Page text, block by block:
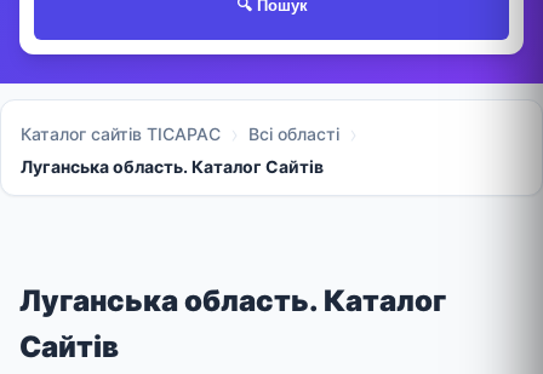
🔍 Пошук
Каталог сайтів TICAPAC
Всі області
Луганська область. Каталог Сайтів
Луганська область. Каталог
Сайтів